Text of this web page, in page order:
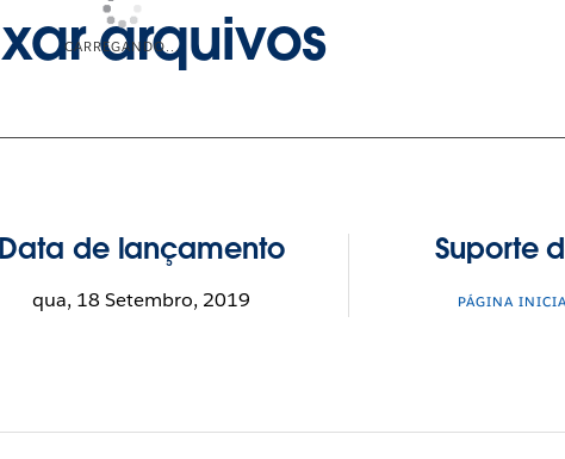
arquivos
CARREGANDO...
Data de lançamento
qua, 18 Setembro, 2019
Suporte
PÁGINA